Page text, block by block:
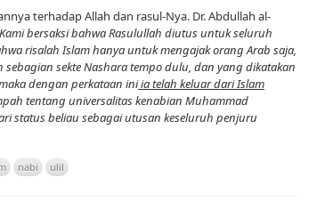
terhadap Allah dan rasul-Nya. Dr. Abdullah al-
Kami bersaksi bahwa Rasulullah diutus untuk seluruh
risalah Islam hanya untuk mengajak orang Arab saja,
sekte Nashara tempo dulu, dan yang dikatakan
dengan perkataan iniia telah keluar dari Islam
tentang universalitas kenabian Muhammad
status beliau sebagai utusan keseluruh penjuru
nabi ulil